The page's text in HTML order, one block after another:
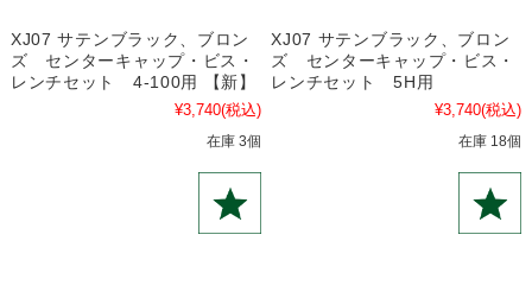
XJ07 サテンブラック、ブロン
ズ センターキャップ・ビス・
レンチセット 4-100用 【新】
¥3,740(税込)
在庫 3個
XJ07 サテンブラック、ブロン
ズ センターキャップ・ビス・
レンチセット 5H用
¥3,740(税込)
在庫 18個